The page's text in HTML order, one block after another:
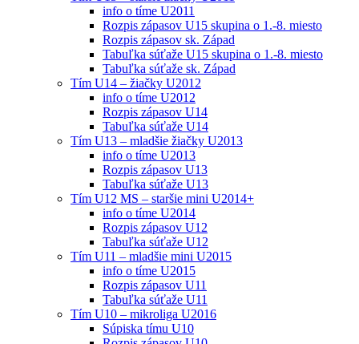
info o tíme U2011
Rozpis zápasov U15 skupina o 1.-8. miesto
Rozpis zápasov sk. Západ
Tabuľka súťaže U15 skupina o 1.-8. miesto
Tabuľka súťaže sk. Západ
Tím U14 – žiačky U2012
info o tíme U2012
Rozpis zápasov U14
Tabuľka súťaže U14
Tím U13 – mladšie žiačky U2013
info o tíme U2013
Rozpis zápasov U13
Tabuľka súťaže U13
Tím U12 MS – staršie mini U2014+
info o tíme U2014
Rozpis zápasov U12
Tabuľka súťaže U12
Tím U11 – mladšie mini U2015
info o tíme U2015
Rozpis zápasov U11
Tabuľka súťaže U11
Tím U10 – mikroliga U2016
Súpiska tímu U10